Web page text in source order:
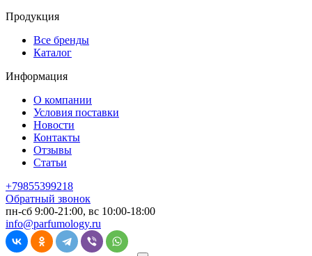
Продукция
Все бренды
Каталог
Информация
О компании
Условия поставки
Новости
Контакты
Отзывы
Статьи
+79855399218
Обратный звонок
пн-сб 9:00-21:00, вс 10:00-18:00
info@parfumology.ru